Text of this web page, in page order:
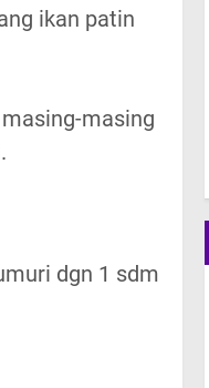
ikan patin
masing
dgn 1 sdm